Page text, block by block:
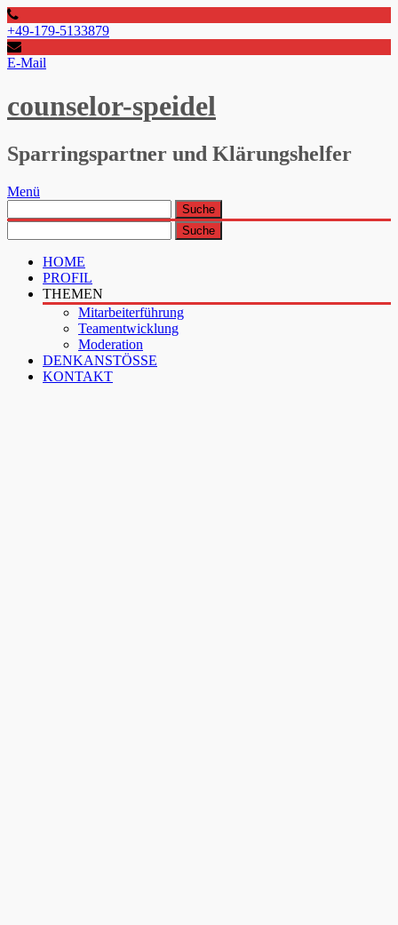
+49-179-5133879
E-Mail
counselor-speidel
Sparringspartner und Klärungshelfer
Menü
HOME
PROFIL
THEMEN
Mitarbeiterführung
Teamentwicklung
Moderation
DENKANSTÖSSE
KONTAKT